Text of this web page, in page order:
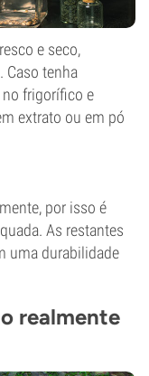
e seco,
Caso tenha
frigorífico e
extrato ou em pó
por isso é
As restantes
uma durabilidade
realmente